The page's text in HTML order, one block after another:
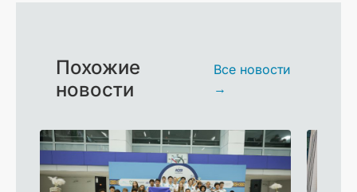
Похожие
новости
Все новости
→